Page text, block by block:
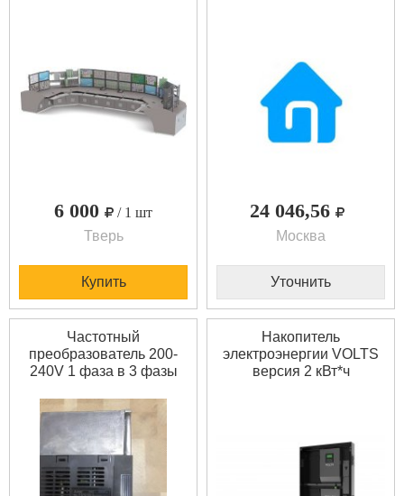
6 000
/ 1 шт
Тверь
Купить
24 046,56
Москва
Уточнить
Частотный
преобразователь 200-
240V 1 фаза в 3 фазы
FR-D720S-042SC-EC
Накопитель
электроэнергии VOLTS
версия 2 кВт*ч